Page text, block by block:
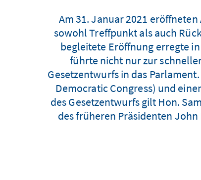
Am 31. Januar 2021
sowohl Treffpunkt als auch
begleitete Eröffnung erregte
führte nicht nur zur
Gesetzentwurfs in das
Democratic Congress) und
des Gesetzentwurfs gilt Hon.
des früheren Präsidenten